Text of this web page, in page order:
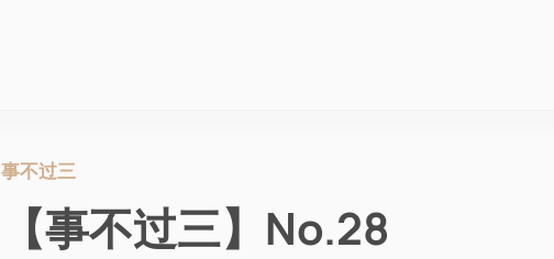
事不过三
【事不过三】No.28